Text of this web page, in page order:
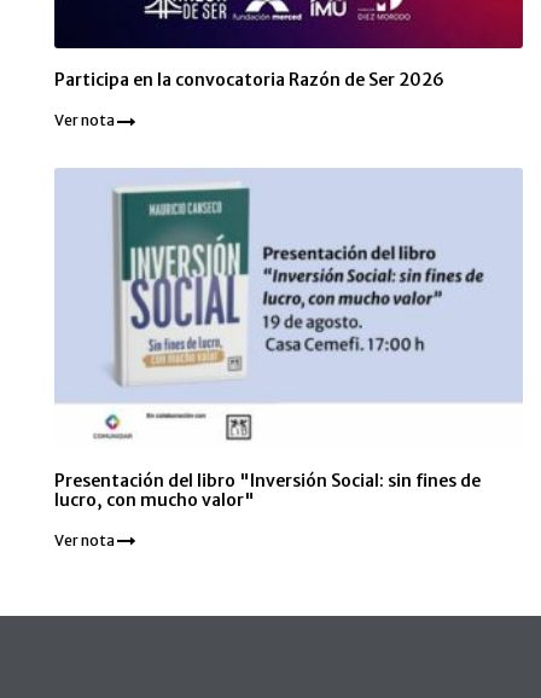
Participa en la convocatoria Razón de Ser 2026
Ver nota
Presentación del libro "Inversión Social: sin fines de
lucro, con mucho valor"
Ver nota